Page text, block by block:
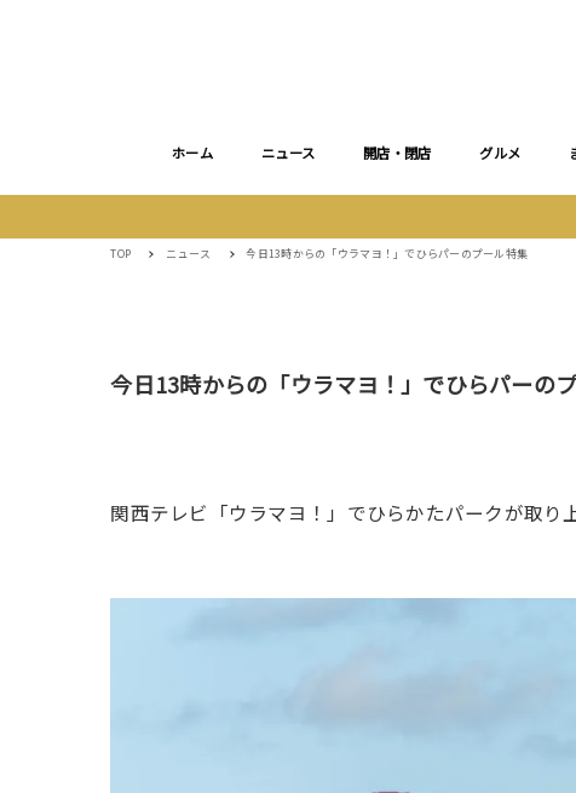
ホーム ニュース 開店・閉店 グルメ
TOP ニュース 今日13時からの「ウラマヨ！」でひらパーのプール特集
今日13時からの「ウラマヨ！」でひらパーの
関西テレビ「ウラマヨ！」でひらかたパークが取り